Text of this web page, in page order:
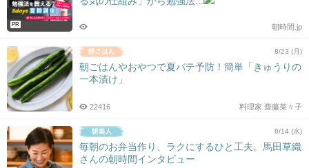
PR 朝時間.jp
8/23 (月)
朝ごはんやおやつで夏バテ予防！簡単「きゅうりの
一本漬け」
料理家 齋藤菜々子
22416
8/14 (水)
毎朝のお弁当作り、ラクにするひと工夫。馬田草織
さんの朝時間インタビュー